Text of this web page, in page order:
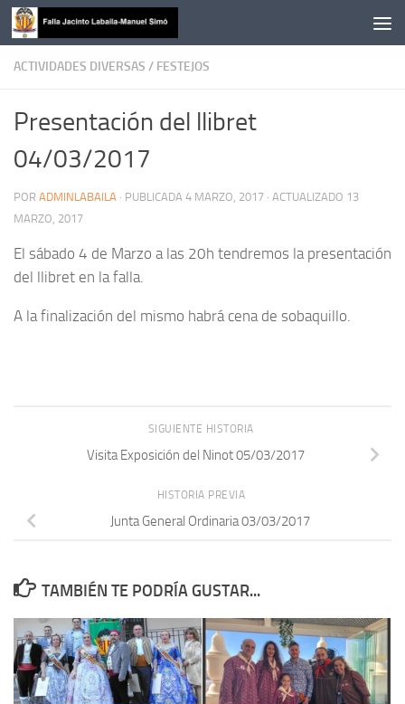
Saltar al contenido
ACTIVIDADES DIVERSAS / FESTEJOS
Presentación del llibret
04/03/2017
POR ADMINLABAILA · PUBLICADA 4 MARZO, 2017 · ACTUALIZADO 13
MARZO, 2017
El sábado 4 de Marzo a las 20h tendremos la presentación
del llibret en la falla.
A la finalización del mismo habrá cena de sobaquillo.
SIGUIENTE HISTORIA
Visita Exposición del Ninot 05/03/2017
HISTORIA PREVIA
Junta General Ordinaria 03/03/2017
TAMBIÉN TE PODRÍA GUSTAR...